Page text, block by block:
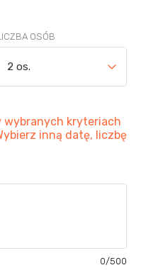
OSÓB
2 os.
wybranych kryteriach
inną datę, liczbę
0/500